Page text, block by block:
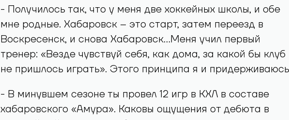
- Получилось так, что у меня две хоккейных школы, и обе
мне родные. Хабаровск – это старт, затем переезд в
Воскресенск, и снова Хабаровск…Меня учил первый
тренер: «Везде чувствуй себя, как дома, за какой бы клуб
не пришлось играть». Этого принципа я и
- В минувшем сезоне ты провел 12 игр в КХЛ в составе
хабаровского «Амура». Каковы ощущения от дебюта в